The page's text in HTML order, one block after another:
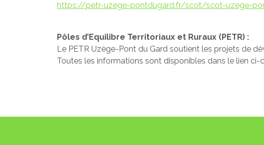
https://petr-uzege-pontdugard.fr/scot/scot-uzege-
Pôles d’Equilibre Territoriaux et Ruraux (PETR) :
Le PETR Uzège-Pont du Gard soutient les projets de
Toutes les informations sont disponibles dans le lien ci-